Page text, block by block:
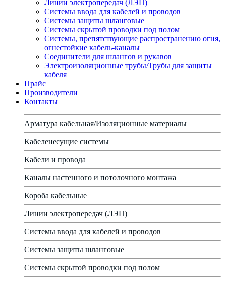
Линии электропередач (ЛЭП)
Системы ввода для кабелей и проводов
Системы защиты шланговые
Системы скрытой проводки под полом
Системы, препятствующие распространению огня,
огнестойкие кабель-каналы
Соединители для шлангов и рукавов
Электроизоляционные трубы/Трубы для защиты
кабеля
Прайс
Производители
Контакты
Арматура кабельная/Изоляционные материалы
Кабеленесущие системы
Кабели и провода
Каналы настенного и потолочного монтажа
Короба кабельные
Линии электропередач (ЛЭП)
Системы ввода для кабелей и проводов
Системы защиты шланговые
Системы скрытой проводки под полом